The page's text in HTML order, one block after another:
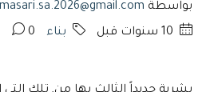
بواسطة masari.sa.2026@gmail.com
بناء 0